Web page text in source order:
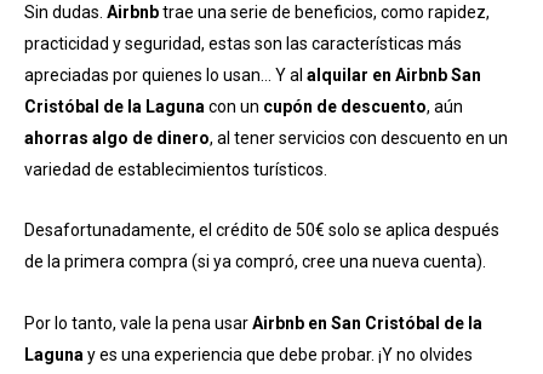
Sin dudas. Airbnbtrae una serie de beneficios, como rapidez,
practicidad y seguridad, estas son las características más
apreciadas por quienes lo usan… Y al alquilar en Airbnb San
Cristóbal de la Laguna con un cupón de descuento, aún
ahorras algo de dinero, al tener servicios con descuento en un
variedad de establecimientos turísticos.
Desafortunadamente, el crédito de 50€ solo se aplica después
de la primera compra (si ya compró, cree una nueva cuenta).
Por lo tanto, vale la pena usarAirbnb en San Cristóbal de la
Laguna y es una experiencia que debe probar. ¡Y no olvides